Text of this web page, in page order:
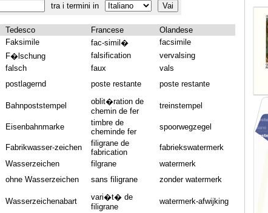
tra i termini in
Tedesco Francese
Olandese
Faksimile fac-simil�
facsimile
F�lschung falsification
vervalsing
falsch faux
vals
postlagernd poste restante poste restante
Bahnpoststempel
oblit�ration de
chemin de fer
treinstempel
Eisenbahnmarke
timbre de
cheminde fer
spoorwegzegel
Fabrikwasser-zeichen
filigrane de
fabrication
fabriekswatermerk
Wasserzeichen filgrane
watermerk
ohne Wasserzeichen sans filigrane zonder watermerk
Wasserzeichenabart
vari�t� de
filigrane
watermerk-afwijking